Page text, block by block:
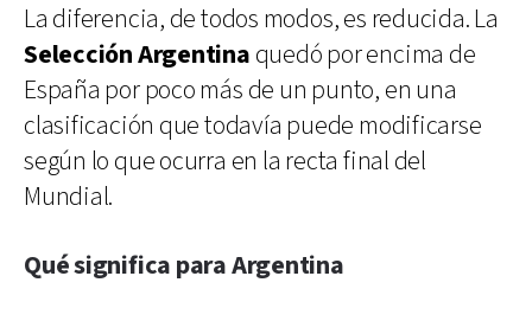
La diferencia, de todos modos, es reducida. La
Selección Argentina quedó por encima de
España por poco más de un punto, en una
clasificación que todavía puede modificarse
según lo que ocurra en la recta final del
Mundial.
Qué significa para Argentina